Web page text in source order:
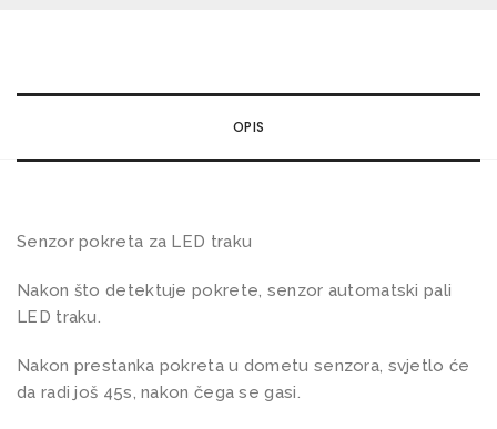
r
t
z
a
L
E
OPIS
Senzor pokreta za LED traku
Nakon što detektuje pokrete, senzor automatski pali
LED traku.
Nakon prestanka pokreta u dometu senzora, svjetlo će
da radi još 45s, nakon čega se gasi.